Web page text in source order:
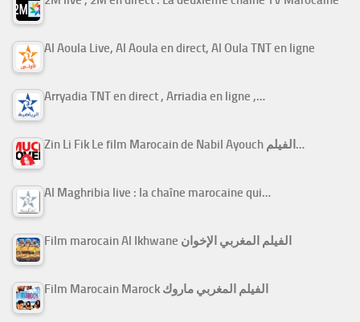
Al Aoula Live, Al Aoula en direct, Al Oula TNT en ligne
Arryadia TNT en direct , Arriadia en ligne ,…
Zin Li Fik Le film Marocain de Nabil Ayouch الفيلم…
Al Maghribia live : la chaîne marocaine qui…
Film marocain Al Ikhwane الفيلم المغربي الإخوان
Film Marocain Marock الفيلم المغربي ماروك